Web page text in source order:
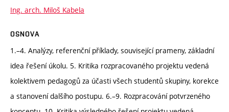
Ing. arch. Miloš Kabela
OSNOVA
1.–4. Analýzy, referenční příklady, související prameny, základní
idea řešení úkolu. 5. Kritika rozpracovaného projektu vedená
kolektivem pedagogů za účasti všech studentů skupiny, korekce
a stanovení dalšího postupu. 6.–9. Rozpracování potvrzeného